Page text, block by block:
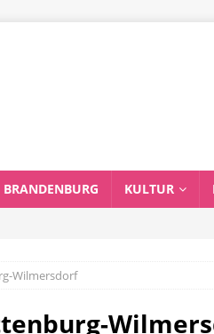
BRANDENBURG KULTUR
Wilmersdorf